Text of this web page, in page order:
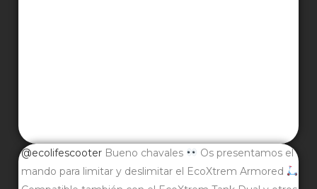
@ecolifescooter Bueno chavales
Os presentamos el
mando para limitar y deslimitar el EcoXtrem Armored